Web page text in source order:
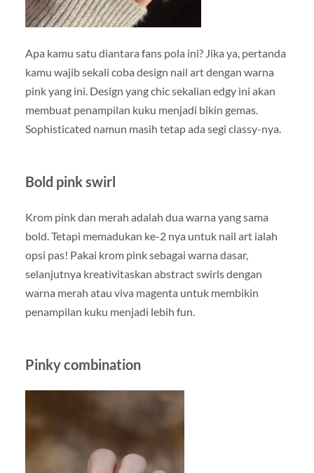
Apa kamu satu diantara fans pola ini? Jika ya, pertanda
kamu wajib sekali coba design nail art dengan warna
pink yang ini. Design yang chic sekalian edgy ini akan
membuat penampilan kuku menjadi bikin gemas.
Sophisticated namun masih tetap ada segi classy-nya.
Bold pink swirl
Krom pink dan merah adalah dua warna yang sama
bold. Tetapi memadukan ke-2 nya untuk nail art ialah
opsi pas! Pakai krom pink sebagai warna dasar,
selanjutnya kreativitaskan abstract swirls dengan
warna merah atau viva magenta untuk membikin
penampilan kuku menjadi lebih fun.
Pinky combination